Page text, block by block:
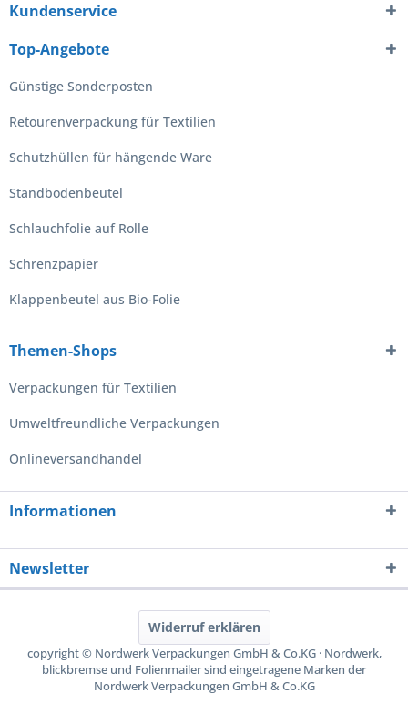
Kundenservice
Top-Angebote
Günstige Sonderposten
Retourenverpackung für Textilien
Schutzhüllen für hängende Ware
Standbodenbeutel
Schlauchfolie auf Rolle
Schrenzpapier
Klappenbeutel aus Bio-Folie
Themen-Shops
Verpackungen für Textilien
Umweltfreundliche Verpackungen
Onlineversandhandel
Informationen
Newsletter
Widerruf erklären
copyright © Nordwerk Verpackungen GmbH & Co.KG · Nordwerk,
blickbremse und Folienmailer sind eingetragene Marken der
Nordwerk Verpackungen GmbH & Co.KG